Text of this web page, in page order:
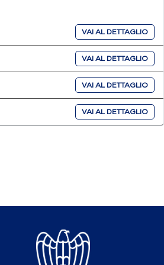
VAI AL DETTAGLIO
VAI AL DETTAGLIO
VAI AL DETTAGLIO
VAI AL DETTAGLIO